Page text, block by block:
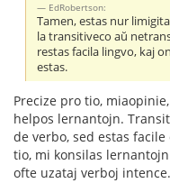
EdRobertson:
Tamen, estas nur
la transitiveco aŭ
restas facila lingvo, kaj
estas.
Precize pro tio,
helpos lernantojn.
de verbo, sed estas
tio, mi konsilas
ofte uzataj verboj intence.